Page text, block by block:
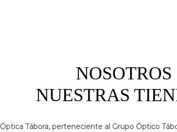
NOSOTROS
NUESTRAS
Óptica Tábora, perteneciente al Grupo Óptico